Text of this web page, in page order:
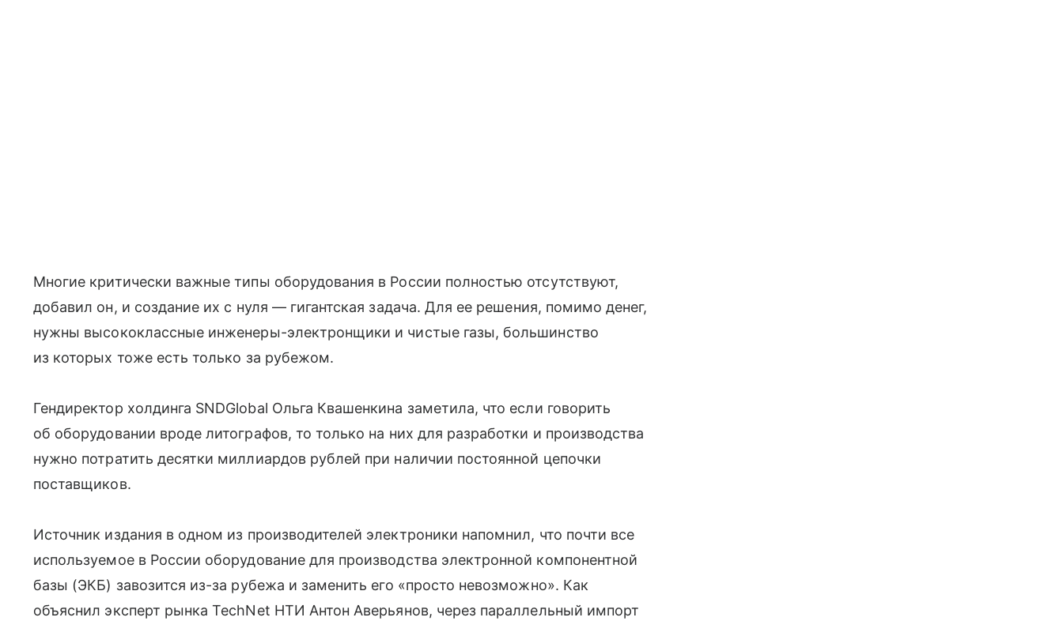
Многие критически важные типы оборудования в России полностью отсутствуют,
добавил он, и создание их с нуля — гигантская задача. Для ее решения, помимо денег,
нужны высококлассные инженеры-электронщики и чистые газы, большинство
из которых тоже есть только за рубежом.
Гендиректор холдинга SNDGlobal Ольга Квашенкина заметила, что если говорить
об оборудовании вроде литографов, то только на них для разработки и производства
нужно потратить десятки миллиардов рублей при наличии постоянной цепочки
поставщиков.
Источник издания в одном из производителей электроники напомнил, что почти все
используемое в России оборудование для производства электронной компонентной
базы (ЭКБ) завозится из-за рубежа и заменить его «просто невозможно». Как
объяснил эксперт рынка TechNet НТИ Антон Аверьянов, через параллельный импорт